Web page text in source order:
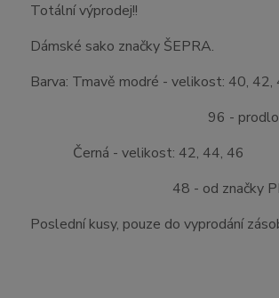
Totální výprodej!!
Dámské sako značky ŠEPRA.
Barva: Tmavě modré - velikost: 40,
96 - prodloužená 48 -
Černá - velikost: 42, 44, 46
48 - od značky
Poslední kusy, pouze do vyprodání